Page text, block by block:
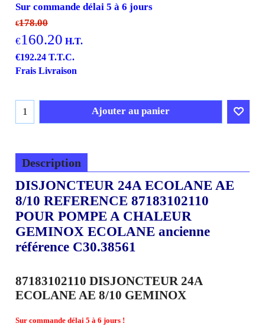
Sur commande délai 5 à 6 jours
€178.00
€160.20 H.T.
€192.24 T.T.C.
Frais Livraison
Ajouter au panier
Description
DISJONCTEUR 24A ECOLANE AE
8/10 REFERENCE 87183102110
POUR POMPE A CHALEUR
GEMINOX ECOLANE ancienne
référence C30.38561
87183102110 DISJONCTEUR 24A
ECOLANE AE 8/10 GEMINOX
Sur commande délai 5 à 6 jours !